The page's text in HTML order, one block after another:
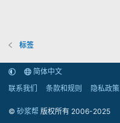
标签
简体中文
联系我们
条款和规则 隐私政策
© 砂浆帮 版权所有 2006-2025